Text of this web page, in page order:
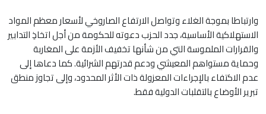
وارتباطا بموجة الغلاء وتواصل الارتفاع الصاروخي لأسعار معظم المواد
الاستهلاكية الأساسية، جدد الحزب دعوته للحكومة من أجل اتخاذِ التدابير
والقرارات الملموسة التي من شأنها تخفيف الأزمة على المغاربة
وحماية مستواهم المعيشي ودعم قدرتهم الشرائية. كما دعاها إلى
عدم الاكتفاء بالإجراءات المعزولة ذات الأثر المحدود، وإلى تجاوز منطق
تبرير الأوضاع بالتقلبات الدولية فقط.